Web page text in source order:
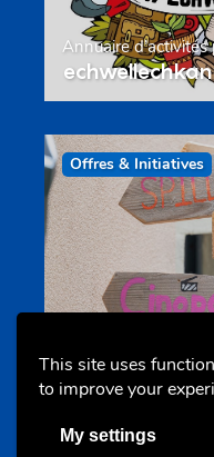
This site uses
to improve your
My settings
Annuaire d’activités
Offres & Initiatives
colonies.lu